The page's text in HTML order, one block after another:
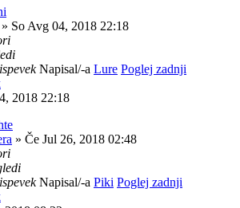
» So Avg 04, 2018 22:18
Napisal/-a Lure Poglej zadnji
2018 22:18
» Če Jul 26, 2018 02:48
Napisal/-a Piki Poglej zadnji